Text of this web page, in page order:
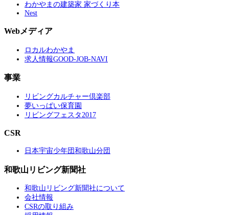
わかやまの建築家 家づくり本
Nest
Webメディア
ロカルわかやま
求人情報GOOD-JOB-NAVI
事業
リビングカルチャー倶楽部
夢いっぱい保育園
リビングフェスタ2017
CSR
日本宇宙少年団和歌山分団
和歌山リビング新聞社
和歌山リビング新聞社について
会社情報
CSRの取り組み